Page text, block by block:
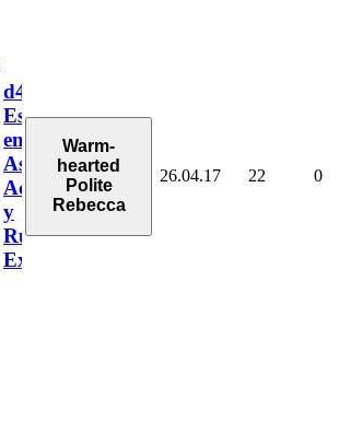
d4vd:
Estrella
en
Ascenso,
Actualizaciones
y
Rumores
Explicados
Warm-
hearted
Polite
Rebecca
26.04.17 22 0